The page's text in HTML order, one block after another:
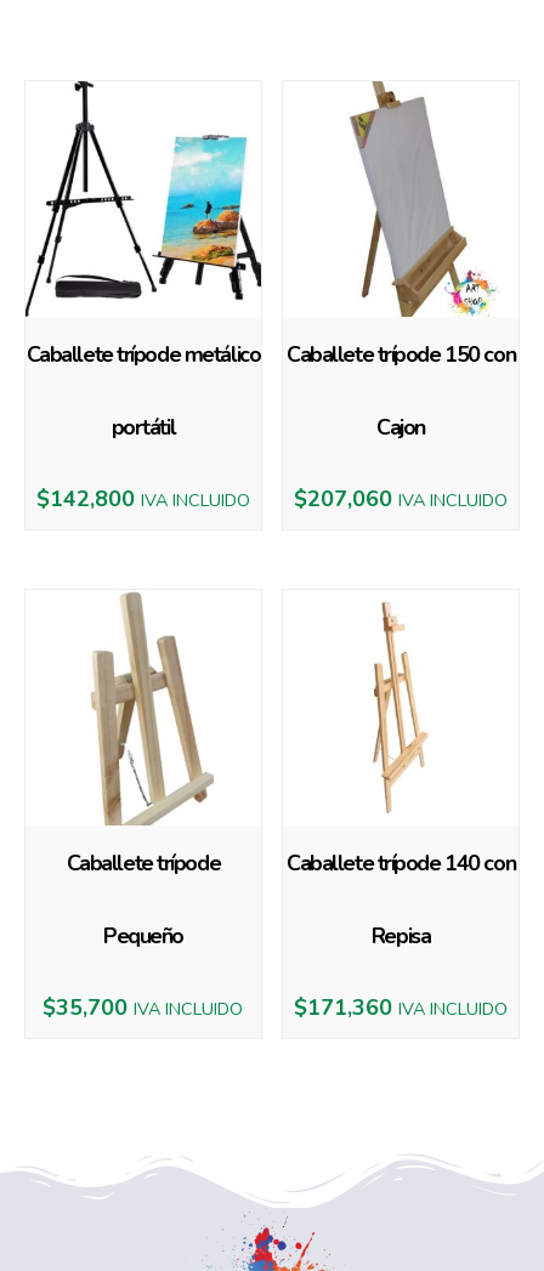
Caballete trípode metálico
portátil
$142,800 IVA INCLUIDO
Caballete trípode 150 con
Cajon
$207,060 IVA INCLUIDO
Caballete trípode
Pequeño
$35,700 IVA INCLUIDO
Caballete trípode 140 con
Repisa
$171,360 IVA INCLUIDO